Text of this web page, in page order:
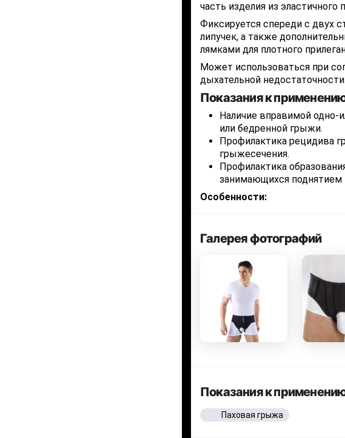
часть изделия из эластичного
Фиксируется спереди с двух
липучек, а также
лямками для плотного
Может использоваться при
дыхательной недостаточности.
Показания к
Наличие вправимой одно-
или бедренной грыжи.
Профилактика рецидива
грыжесечения.
Профилактика
занимающихся поднятием
Особенности:
Галерея фотографий
Показания к
Паховая грыжа